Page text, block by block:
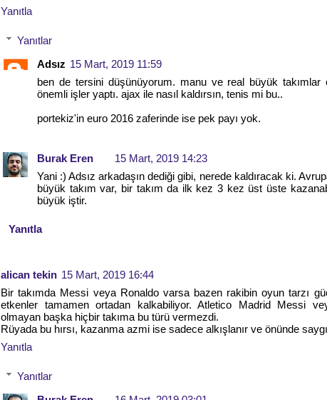
Yanıtla
Yanıtlar
Adsız 15 Mart, 2019 11:59
ben de tersini düşünüyorum. manu ve real büyük takımlar
önemli işler yaptı. ajax ile nasıl kaldırsın, tenis mi bu..
portekiz'in euro 2016 zaferinde ise pek payı yok.
Burak Eren
15 Mart, 2019 14:23
Yani :) Adsız arkadaşın dediği gibi, nerede kaldıracak ki.
büyük takım var, bir takım da ilk kez 3 kez üst üste
büyük iştir.
Yanıtla
alican tekin 15 Mart, 2019 16:44
Bir takımda Messi veya Ronaldo varsa bazen rakibin oyun tarzı
etkenler tamamen ortadan kalkabiliyor. Atletico Madrid Messi
olmayan başka hiçbir takıma bu türü vermezdi.
Rüyada bu hırsı, kazanma azmi ise sadece alkışlanır ve önünde
Yanıtla
Yanıtlar